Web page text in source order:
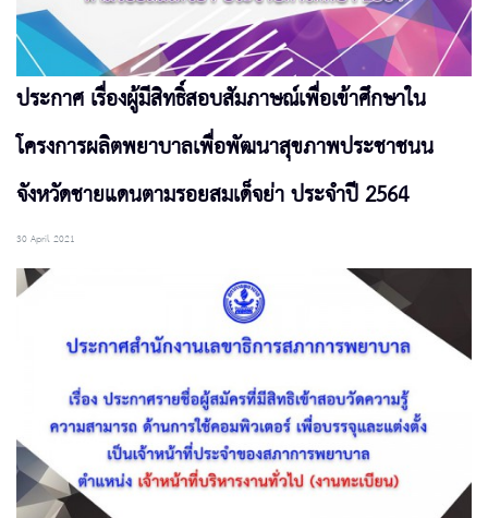
ประกาศ เรื่องผู้มีสิทธิ์สอบสัมภาษณ์เพื่อเข้าศึกษาใน
โครงการผลิตพยาบาลเพื่อพัฒนาสุขภาพประชาชนน
จังหวัดชายแดนตามรอยสมเด็จย่า ประจำปี 2564
30 April 2021